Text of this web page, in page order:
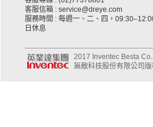
客服信箱 : service@dreye.com
服務時間 : 每週一、二、四，
日休息
2017 Inventec Besta
無敵科技股份有限公司